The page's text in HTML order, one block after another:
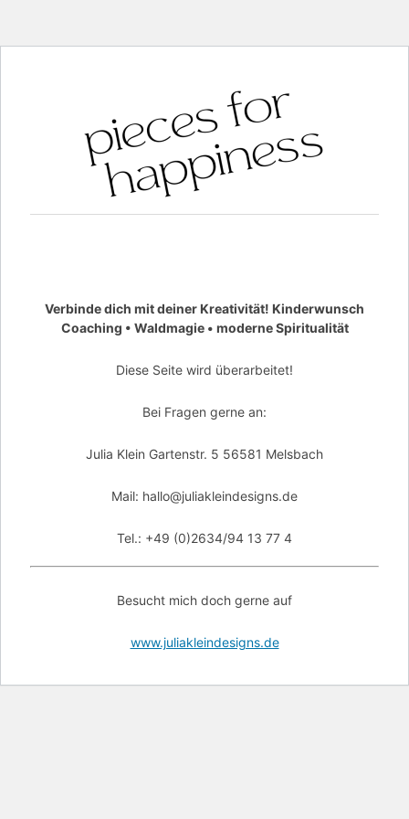
Verbinde dich mit deiner Kreativität! Kinderwunsch
Coaching • Waldmagie • moderne Spiritualität
Diese Seite wird überarbeitet!
Bei Fragen gerne an:
Julia Klein Gartenstr. 5 56581 Melsbach
Mail: hallo@juliakleindesigns.de
Tel.: +49 (0)2634/94 13 77 4
Besucht mich doch gerne auf
www.juliakleindesigns.de